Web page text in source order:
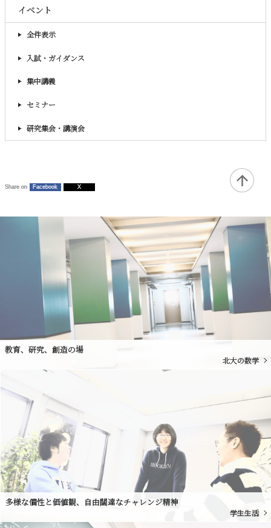
イベント
全件表示
入試・ガイダンス
集中講義
セミナー
研究集会・講演会
Share on Facebook X
教育、研究、創造の場
北大の数学
多様な個性と価値観、自由闊達なチャレンジ精神
学生生活